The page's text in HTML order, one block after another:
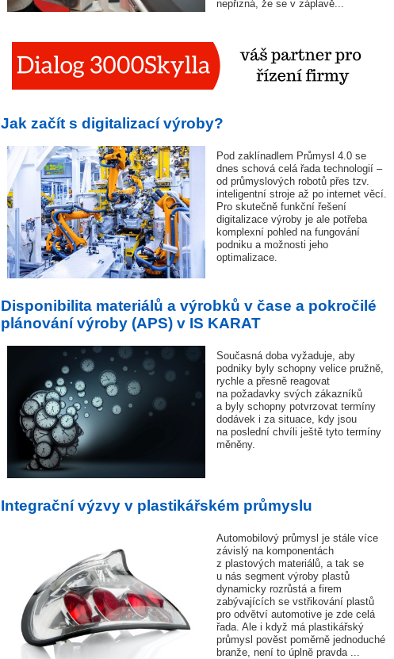
nepřizná, že se v záplavě...
Jak začít s digitalizací výroby?
Pod zaklínadlem Průmysl 4.0 se
dnes schová celá řada technologií –
od průmyslových robotů přes tzv.
inteligentní stroje až po internet věcí.
Pro skutečně funkční řešení
digitalizace výroby je ale potřeba
komplexní pohled na fungování
podniku a možnosti jeho
optimalizace.
Disponibilita materiálů a výrobků v čase a pokročilé
plánování výroby (APS) v IS KARAT
Současná doba vyžaduje, aby
podniky byly schopny velice pružně,
rychle a přesně reagovat
na požadavky svých zákazníků
a byly schopny potvrzovat termíny
dodávek i za situace, kdy jsou
na poslední chvíli ještě tyto termíny
měněny.
Integrační výzvy v plastikářském průmyslu
Automobilový průmysl je stále více
závislý na komponentách
z plastových materiálů, a tak se
u nás segment výroby plastů
dynamicky rozrůstá a firem
zabývajících se vstřikování plastů
pro odvětví automotive je zde celá
řada. Ale i když má plastikářský
průmysl pověst poměrně jednoduché
branže, není to úplně pravda ...